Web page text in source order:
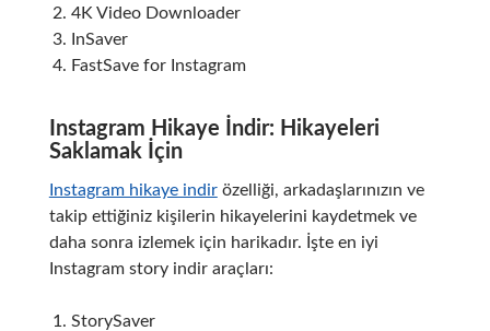
4K Video Downloader
InSaver
FastSave for Instagram
Instagram Hikaye İndir: Hikayeleri
Saklamak İçin
Instagram hikaye indirözelliği, arkadaşlarınızın ve
takip ettiğiniz kişilerin hikayelerini kaydetmek ve
daha sonra izlemek için harikadır. İşte en iyi
Instagram story indir araçları:
StorySaver